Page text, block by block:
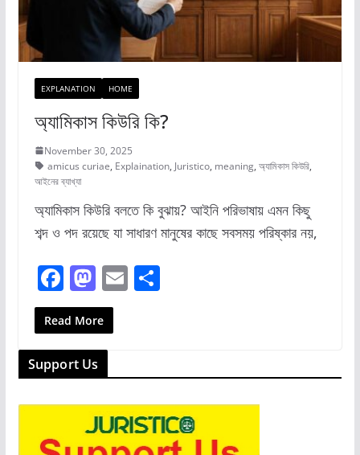
EXPLANATION HOME
অ্যামিকাস কিউরি কি?
November 30, 2025
amicus curiae, Explaination, Juristico, meaning, অ্যামিকাস কিউরি,
আইনের ব্যাখ্যা
অ্যামিকাস কিউরি বলতে কি বুঝায়? আইনি পরিভাষায় এমন কিছু
শব্দ ও পদ রয়েছে যা সাধারণ মানুষের কাছে সবসময় পরিষ্কার নয়,
F
a
c
e
b
o
M
a
st
o
d
o
n
E S
Read More
Support Us